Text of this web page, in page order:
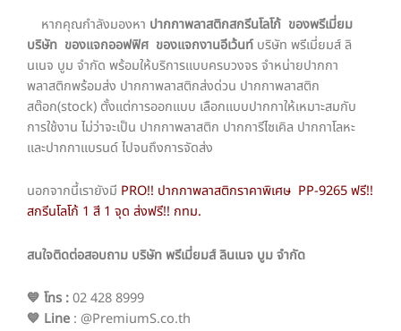
หากคุณกำลังมองหา ปากกาพลาสติกสกรีนโลโก้ ของพรีเมี่ยม
บริษัท ของแจกออฟฟิศ ของแจกงานอีเว้นท์บริษัท พรีเมี่ยมส์ ลิ
นเนจ บูม จำกัด พร้อมให้บริการแบบครบวงจร จำหน่ายปากกา
พลาสติกพร้อมส่ง ปากกาพลาสติกส่งด่วน ปากกาพลาสติก
สต๊อก(stock) ตั้งแต่การออกแบบ เลือกแบบปากกาให้เหมาะสมกับ
การใช้งาน ไม่ว่าจะเป็น ปากกาพลาสติก ปากการีไซเคิล ปากกาโลหะ
และปากกาแบรนด์ ไปจนถึงการจัดส่ง
นอกจากนี้เรายังมี PRO!! ปากกาพลาสติกราคาพิเศษ PP-9265 ฟรี!!
สกรีนโลโก้ 1 สี 1 จุด ส่งฟรี!! กทม.
สนใจติดต่อสอบถาม บริษัท พรีเมี่ยมส์ ลินเนจ บูม จำกัด
💙 โทร :02 428 8999
💙 Line : @PremiumS.co.th